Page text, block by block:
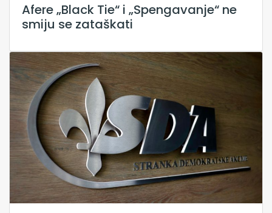
Afere „Black Tie“ i „Spengavanje“ ne
smiju se zataškati